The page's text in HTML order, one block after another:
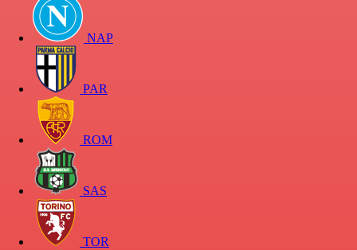
NAP
PAR
ROM
SAS
TOR